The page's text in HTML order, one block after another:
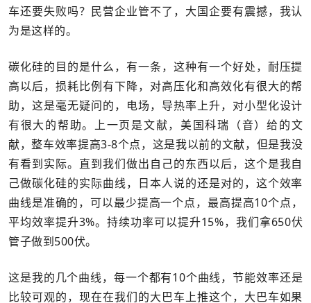
车还要失败吗？民营企业管不了，大国企要有震撼，我认
为是这样的。
碳化硅的目的是什么，有一条，这种有一个好处，耐压提
高以后，损耗比例有下降，对高压化和高效化有很大的帮
助，这是毫无疑问的，电场，导热率上升，对小型化设计
有很大的帮助。上一页是文献，美国科瑞（音）给的文
献，整车效率提高3-8个点，这是我以前的文献，但是我没
有看到实际。直到我们做出自己的东西以后，这个是我自
己做碳化硅的实际曲线，日本人说的还是对的，这个效率
曲线是准确的，可以最少提高一个点，最高提高10个点，
平均效率提升3%。持续功率可以提升15%，我们拿650伏
管子做到500伏。
这是我的几个曲线，每一个都有10个曲线，节能效率还是
比较可观的，现在在我们的大巴车上推这个，大巴车如果